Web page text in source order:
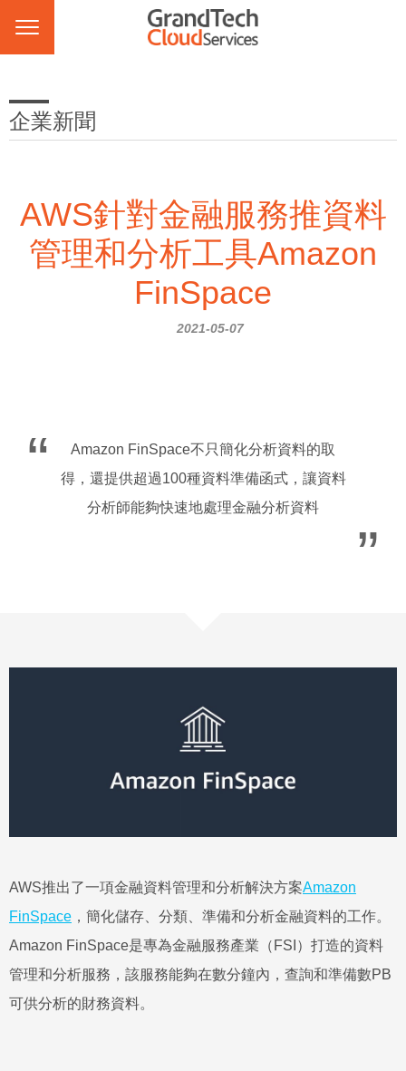
企業新聞
AWS針對金融服務推資料
管理和分析工具Amazon
FinSpace
2021-05-07
Amazon FinSpace不只簡化分析資料的取
得，還提供超過100種資料準備函式，讓資料
分析師能夠快速地處理金融分析資料
AWS推出了一項金融資料管理和分析解決方案Amazon
FinSpace ，簡化儲存、分類、準備和分析金融資料的工作。
Amazon FinSpace是專為金融服務產業（FSI）打造的資料
管理和分析服務，該服務能夠在數分鐘內，查詢和準備數PB
可供分析的財務資料。